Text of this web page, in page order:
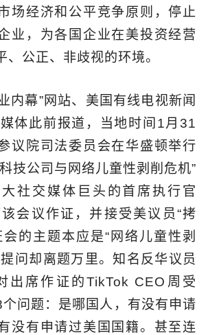
场经济和公平竞争原则，停止
业，为各国企业在美投资经营
、公正、非歧视的环境。
内幕”网站、美国有线电视新闻
体此前报道，当地时间1月31
议院司法委员会在华盛顿举行
技公司与网络儿童性剥削危机”
社交媒体巨头的首席执行官
该会议作证，并接受美议员“拷
的主题本应是“网络儿童性剥
问却离题万里。知名反华议员
出席作证的TikTok CEO周受
问题：是哪国人，有没有申请
没有申请过美国国籍。甚至连